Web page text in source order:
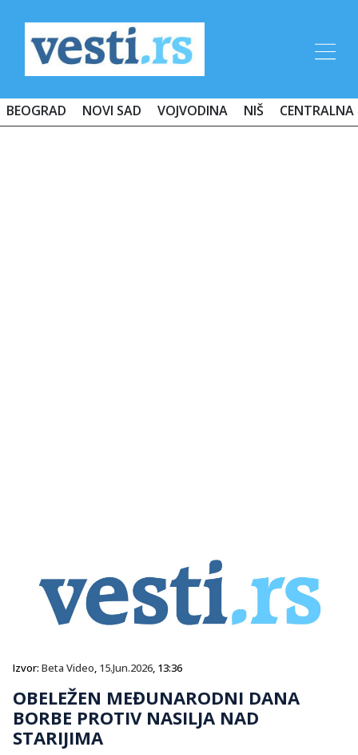
BEOGRAD NOVI SAD VOJVODINA NIŠ CENTRALNA
Izvor: Beta Video, 15.Jun.2026, 13:36
OBELEŽEN MEĐUNARODNI DANA
BORBE PROTIV NASILJA NAD
STARIJIMA